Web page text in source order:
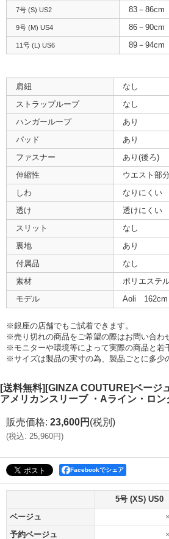
7号 (S) US2 83－86cm
9号 (M) US4 86－90cm
11号 (L) US6 89－94cm
肩紐
なし
ストラップループ
なし
ハンガーループ
あり
パッド
あり
ファスナー
あり(後ろ)
伸縮性
ウエスト部
しわ
なりにくい
透け
透けにくい
スリット
なし
裏地
あり
付属品
なし
素材
ポリエステ
モデル
Aoli 162cm
※銀座の店舗でもご試着できます。
※売り切れの商品をご希望の際はお問い合わ
※モニターや環境等によって実際の商品と若
※サイズは製品の実寸の為、製品ごとに多少
[送料無料][GINZA COUTURE]ベージ
アメリカンスリーブ ・Aライン・ロ
販売価格: 23,600円 (税別)
(税込: 25,960円)
Facebookでシェア
5号 (XS) US0
ベージュ
×
予約ベージュ
×